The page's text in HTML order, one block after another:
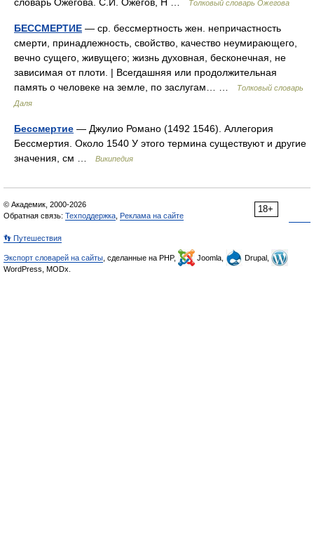
Толковый словарь Ожегова
БЕССМЕРТИЕ — ср. бессмертность жен. непричастность
смерти, принадлежность, свойство, качество неумирающего,
вечно сущего, живущего; жизнь духовная, бесконечная, не
зависимая от плоти. | Всегдашняя или продолжительная
память о человеке на земле, по заслугам… …
Толковый словарь
Даля
Бессмертие — Джулио Романо (1492 1546). Аллегория
Бессмертия. Около 1540 У этого термина существуют и другие
значения, см …
Википедия
18+
© Академик, 2000-2026
Обратная связь: Техподдержка Реклама на сайте
👣 Путешествия
Экспорт словарей на сайты , сделанные на PHP, Joomla,
Drupal,
WordPress, MODx.